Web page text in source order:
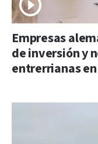
Empresas
de inversión y
entrerrianas